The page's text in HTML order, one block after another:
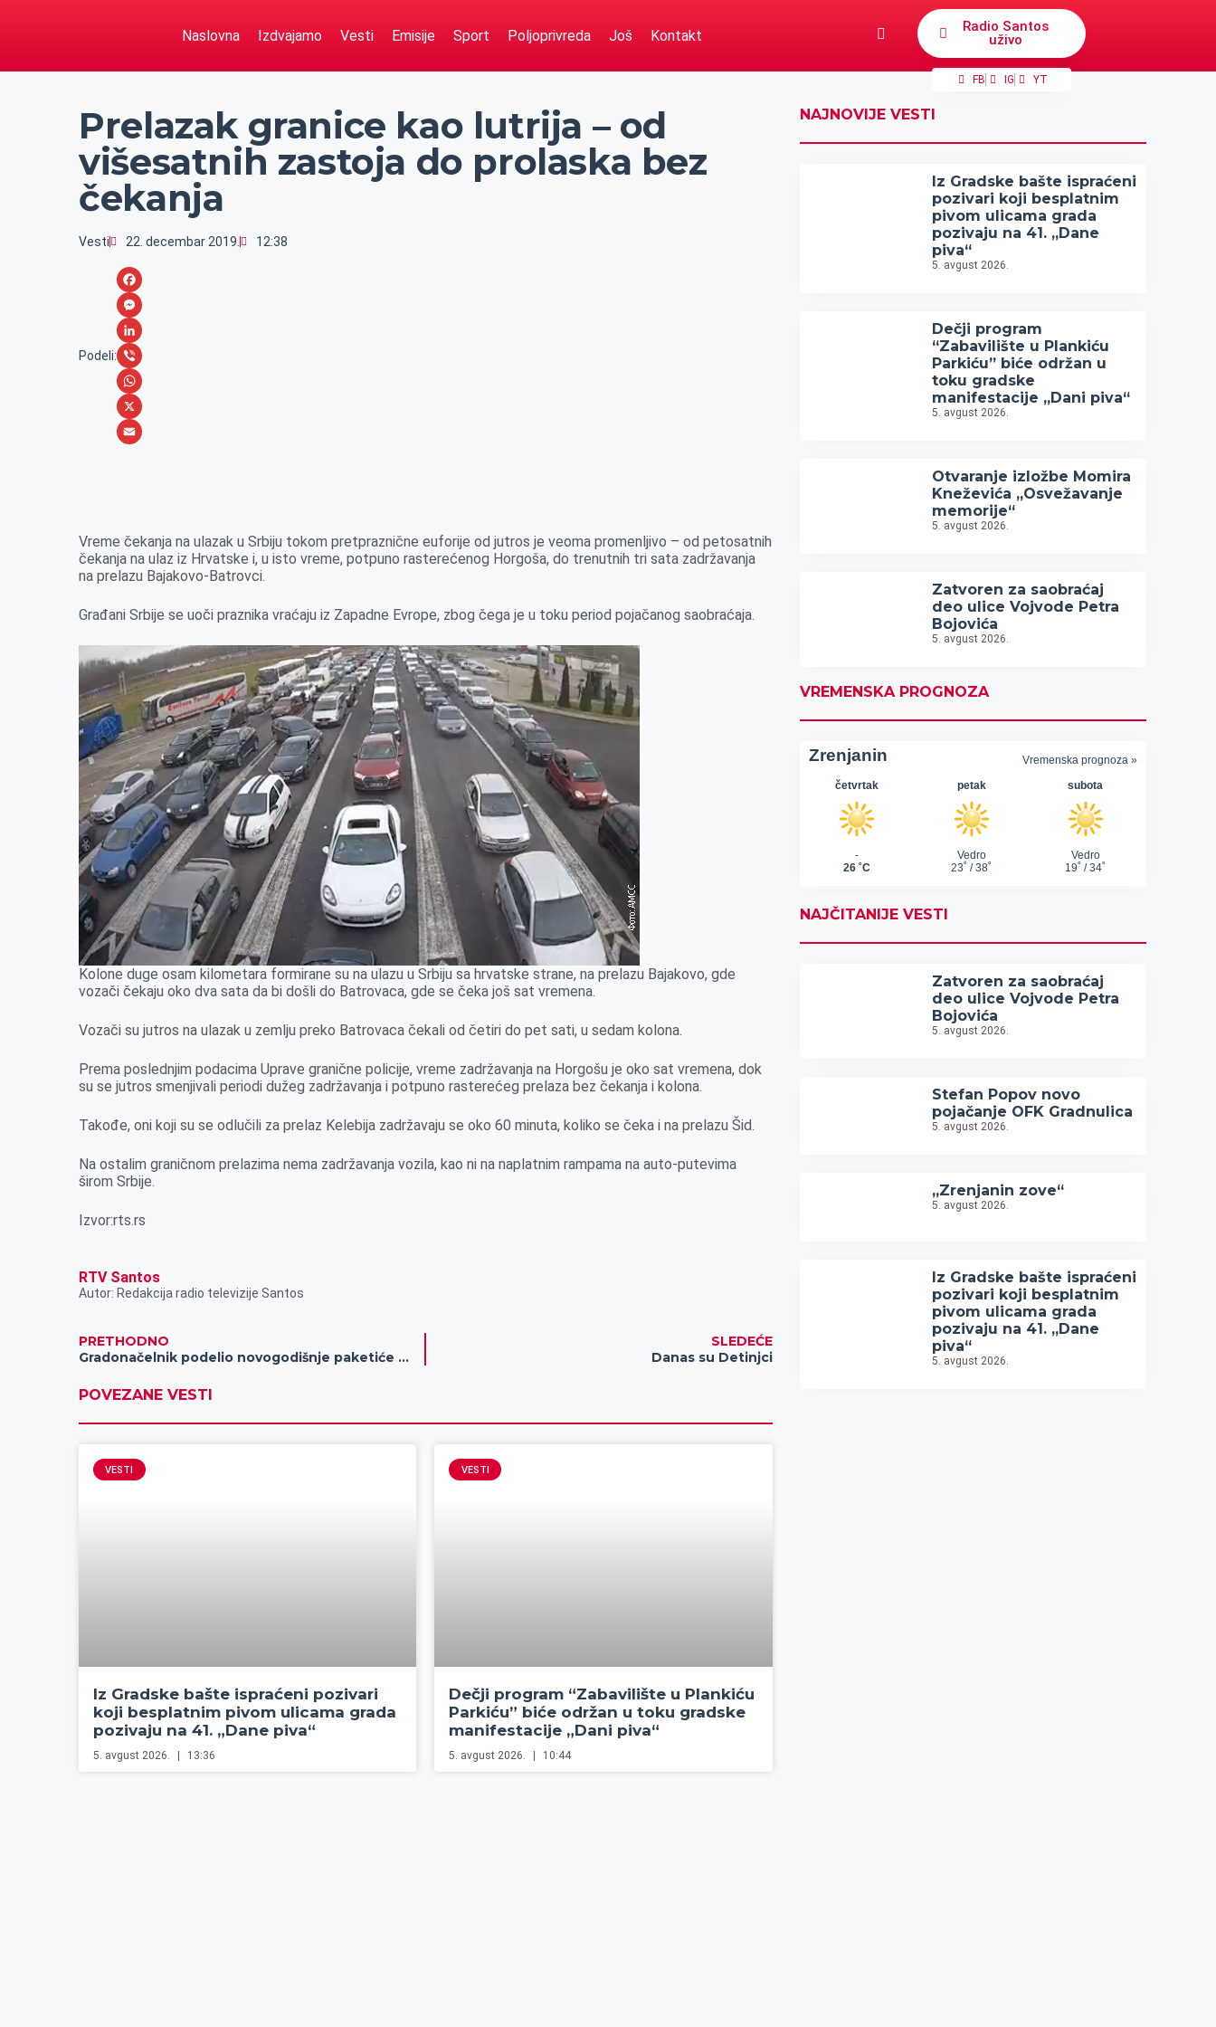
Naslovna Izdvajamo Vesti Emisije Sport Poljoprivreda Još Kontakt
Radio Santos
uživo
FB IG YT
Prelazak granice kao lutrija – od
višesatnih zastoja do prolaska bez
čekanja
Vesti 22. decembar 2019. 12:38
Podeli:
F
a
c
e
b
o
M
e
s
s
e
L
i
n
k
V
i
b
W
h
A
p
p
X
l
Vreme čekanja na ulazak u Srbiju tokom pretpraznične euforije od jutros je veoma promenljivo – od petosatnih
čekanja na ulaz iz Hrvatske i, u isto vreme, potpuno rasterećenog Horgoša, do trenutnih tri sata zadržavanja
na prelazu Bajakovo-Batrovci.
Građani Srbije se uoči praznika vraćaju iz Zapadne Evrope, zbog čega je u toku period pojačanog saobraćaja.
Kolone duge osam kilometara formirane su na ulazu u Srbiju sa hrvatske strane, na prelazu Bajakovo, gde
vozači čekaju oko dva sata da bi došli do Batrovaca, gde se čeka još sat vremena.
Vozači su jutros na ulazak u zemlju preko Batrovaca čekali od četiri do pet sati, u sedam kolona.
Prema poslednjim podacima Uprave granične policije, vreme zadržavanja na Horgošu je oko sat vremena, dok
su se jutros smenjivali periodi dužeg zadržavanja i potpuno rasterećeg prelaza bez čekanja i kolona.
Takođe, oni koji su se odlučili za prelaz Kelebija zadržavaju se oko 60 minuta, koliko se čeka i na prelazu Šid.
Na ostalim graničnom prelazima nema zadržavanja vozila, kao ni na naplatnim rampama na auto-putevima
širom Srbije.
Izvor:rts.rs
RTV Santos
Autor: Redakcija radio televizije Santos
PRETHODNO
Gradonačelnik podelio novogodišnje paketiće učenicima škole “9. maj”
SLEDEĆE
Danas su Detinjci
POVEZANE VESTI
VESTI
Iz Gradske bašte ispraćeni pozivari
koji besplatnim pivom ulicama grada
pozivaju na 41. „Dane piva“
5. avgust 2026. 13:36
VESTI
Dečji program “Zabavilište u Plankiću
Parkiću” biće održan u toku gradske
manifestacije „Dani piva“
5. avgust 2026. 10:44
NAJNOVIJE VESTI
Iz Gradske bašte ispraćeni
pozivari koji besplatnim
pivom ulicama grada
pozivaju na 41. „Dane
piva“
5. avgust 2026.
Dečji program
“Zabavilište u Plankiću
Parkiću” biće održan u
toku gradske
manifestacije „Dani piva“
5. avgust 2026.
Otvaranje izložbe Momira
Kneževića „Osvežavanje
memorije“
5. avgust 2026.
Zatvoren za saobraćaj
deo ulice Vojvode Petra
Bojovića
5. avgust 2026.
VREMENSKA PROGNOZA
NAJČITANIJE VESTI
Zatvoren za saobraćaj
deo ulice Vojvode Petra
Bojovića
5. avgust 2026.
Stefan Popov novo
pojačanje OFK Gradnulica
5. avgust 2026.
„Zrenjanin zove“
5. avgust 2026.
Iz Gradske bašte ispraćeni
pozivari koji besplatnim
pivom ulicama grada
pozivaju na 41. „Dane
piva“
5. avgust 2026.